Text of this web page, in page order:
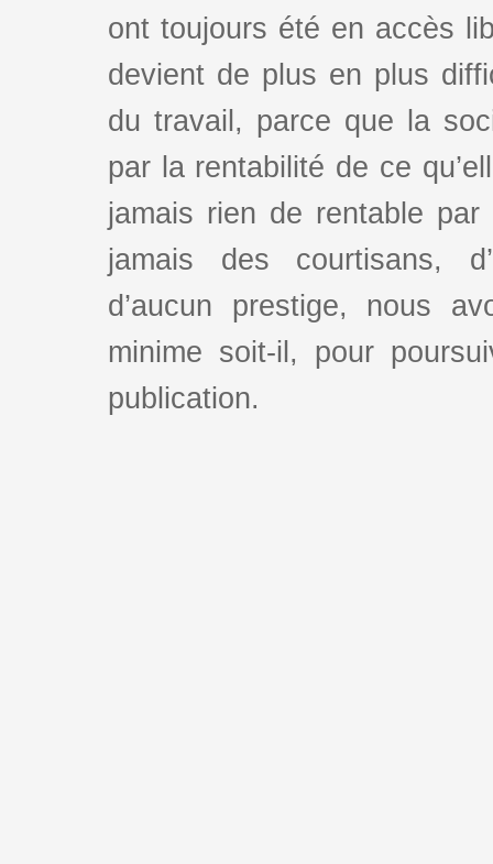
ont toujours été en accès
devient de plus en plus
du travail, parce que la
par la rentabilité de ce
jamais rien de rentable
jamais des courtisans,
d’aucun prestige, nous
minime soit-il, pour
publication.